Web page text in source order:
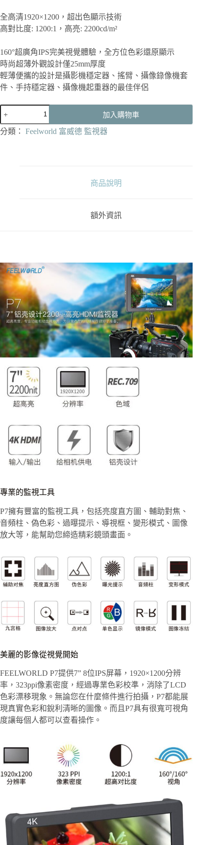
全高清1920×1200，超出色顯示技術
高對比度: 1200:1，高亮: 2200cd/m²
160°超廣角IPS完美視覺體驗，全方位色彩還原顯示
時尚超薄外觀設計僅25mm厚度
輕薄便攜的設計是攝影機穩定器、搖臂、攝像錄像機套
件、手持穩定器、攝像機起重器的最佳伴侶
FEELWORLD
富
威
視
P7
數
加入購物車
分類： Feelworld 富威德 監視器
商品說明
額外資訊
專業的監視工具
P7擁有豐富的監視工具，包括亮度直方圖、輔助對焦、
音頻柱、偽色彩、過曝提示、導視框、變形模式、圖像
放大等，能幫助您締造精彩鏡頭畫面。
美麗的影像從視覺開始
FEELWORLD P7提供7” 8位IPS屏幕，1920×1200分辨
率，323ppi像素密度，經過專業色彩校準，消除了LCD
色彩漂移現象。無論您在什麼條件進行拍攝，P7都能展
現真實色彩和銳利清晰的圖像。而且P7具有很寬可視角
度讓每個人都可以查看操作。